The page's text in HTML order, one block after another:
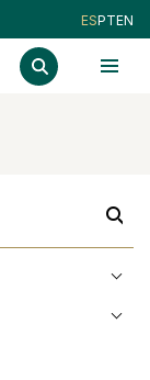
ESPTEN
search